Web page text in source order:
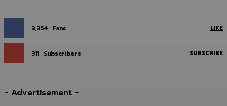
3,354 Fans LIKE
311 Subscribers SUBSCRIBE
- Advertisement -